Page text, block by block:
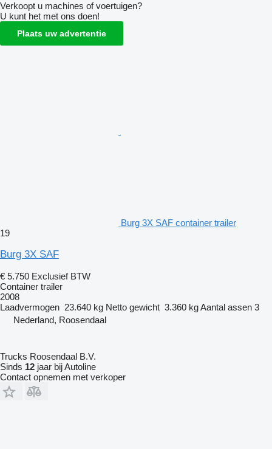
Verkoopt u machines of voertuigen?
U kunt het met ons doen!
Plaats uw advertentie
Burg 3X SAF container trailer
19
Burg 3X SAF
€ 5.750 Exclusief BTW
Container trailer
2008
Laadvermogen 23.640 kg Netto gewicht 3.360 kgAantal assen 3
Nederland, Roosendaal
Trucks Roosendaal B.V.
Sinds 12 jaar bij Autoline
Contact opnemen met verkoper